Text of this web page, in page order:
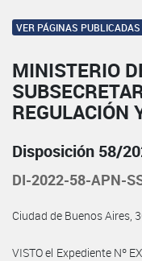
VER PÁGINAS PUBLICADAS
MINISTERIO
REGULACIÓN
Disposición 58/
DI-2022-58-APN-
Ciudad de Buenos Aires,
VISTO el Expediente Nº